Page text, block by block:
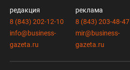
редакция
8 (843) 202-12-10
info@business-
gazeta.ru
реклама
8 (843) 203-48-47
mir@business-
gazeta.ru